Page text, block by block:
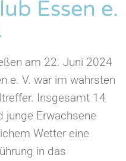
Essen e.
am 22. Juni 2024
e. V. war im wahrsten
Insgesamt 14
junge Erwachsene
Wetter eine
in das